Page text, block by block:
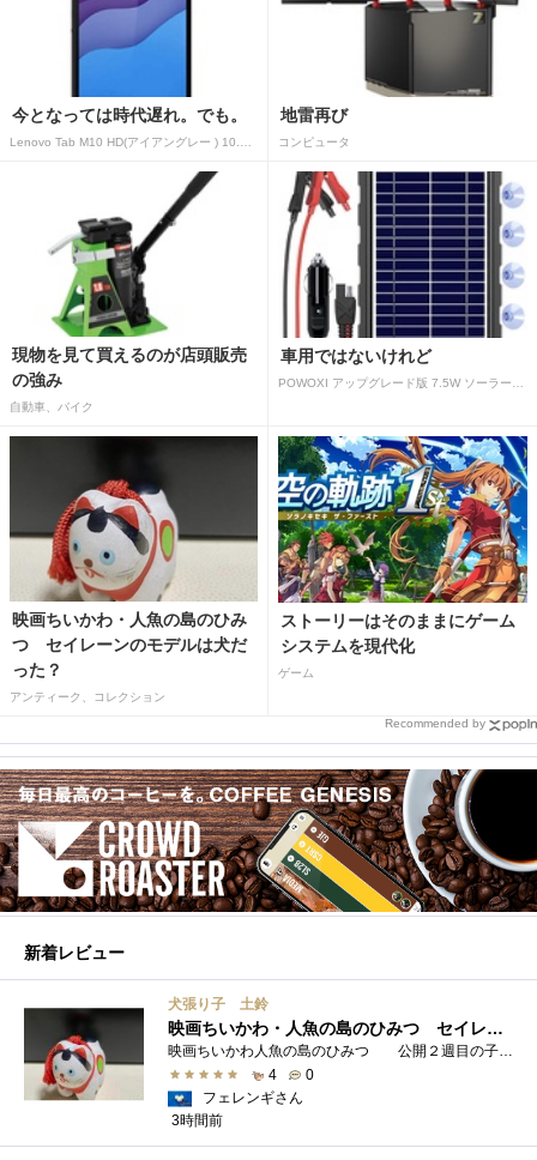
今となっては時代遅れ。でも。 地雷再び
コンピュータ
現物を見て買えるのが店頭販売
の強み
自動車、バイク
車用ではないけれど
映画ちいかわ・人魚の島のひみ
つ セイレーンのモデルは犬だ
った？
アンティーク、コレクション
ストーリーはそのままにゲーム
システムを現代化
ゲーム
Recommended by
新着レビュー
犬張り子 土鈴
映画ちいかわ・人魚の島のひみつ セイレーンのモデルは犬だった？
映画ちいかわ人魚の島のひみつ 公開２週目の子どもさんの来場が制限されているレイトショーでも満席でしたし新たにボンドロシールの来場�...
4
0
フェレンギさん
3時間前